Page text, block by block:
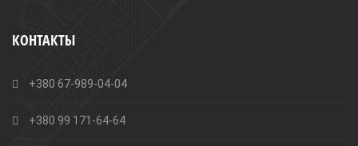
КОНТАКТЫ
+380 67-989-04-04
+380 99 171-64-64